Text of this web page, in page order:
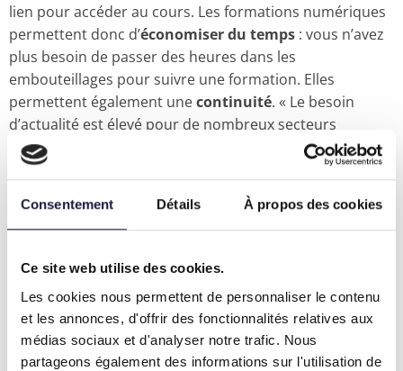
Consentement Détails À propos des cookies
Ce site web utilise des cookies.
Les cookies nous permettent de personnaliser le contenu
et les annonces, d'offrir des fonctionnalités relatives aux
médias sociaux et d'analyser notre trafic. Nous
partageons également des informations sur l'utilisation de
lien pour accéder au cours. Les formations numériques
permettent donc d’économiser du temps : vous n’avez
plus besoin de passer des heures dans les
embouteillages pour suivre une formation. Elles
permettent également unecontinuité. « Le besoin
d’actualité est élevé pour de nombreux secteurs
d’activité, et c’est pourquoi les organisations
professionnelles perpétuent leur obligation de
formation continue, dans les délais habituels. Kluwer
Formations permet désormais à ces formations d’être
dispensées en ligne, d’une manière agréable, de sorte
que ces professionnels puissent satisfaire à leur
dans leur domaine, y compris en temps de crise. Les
cours virtuels offrent en outreune grande interaction
on peut poser une question via le chat ou vocalement